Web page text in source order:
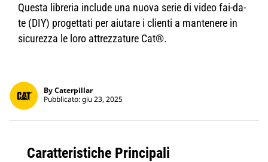
Questa libreria include una nuova serie di video fai-da-
te (DIY) progettati per aiutare i clienti a mantenere in
sicurezza le loro attrezzature Cat®.
By Caterpillar
Pubblicato: giu 23, 2025
Caratteristiche Principali